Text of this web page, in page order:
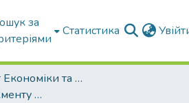
за
Статистика
Факультет Економіки та бізнесу
Кафедра Менеджменту та публічного адміністрування